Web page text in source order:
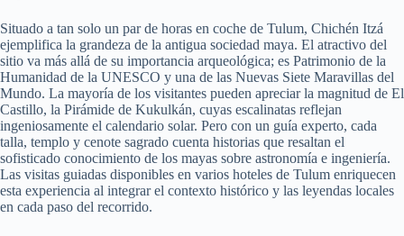
Situado a tan solo un par de horas en coche de Tulum, Chichén Itzá
ejemplifica la grandeza de la antigua sociedad maya. El atractivo del
sitio va más allá de su importancia arqueológica; es Patrimonio de la
Humanidad de la UNESCO y una de las Nuevas Siete Maravillas del
Mundo. La mayoría de los visitantes pueden apreciar la magnitud de El
Castillo, la Pirámide de Kukulkán, cuyas escalinatas reflejan
ingeniosamente el calendario solar. Pero con un guía experto, cada
talla, templo y cenote sagrado cuenta historias que resaltan el
sofisticado conocimiento de los mayas sobre astronomía e ingeniería.
Las visitas guiadas disponibles en varios hoteles de Tulum enriquecen
esta experiencia al integrar el contexto histórico y las leyendas locales
en cada paso del recorrido.